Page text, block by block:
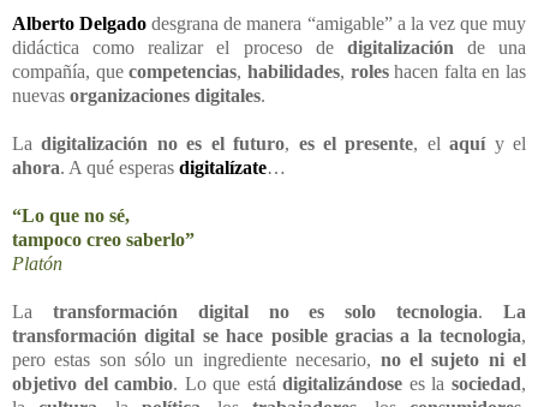
Alberto Delgado desgrana de manera “amigable” a la vez que muy
didáctica como realizar el proceso de digitalización de una
compañía, quecompetencias, habilidades, roleshacen falta en las
nuevas organizaciones digitales.
Ladigitalización no es el futuro, es el presente, elaquíy el
ahora. A qué esperas digitalízate…
“Lo que no sé,
tampoco creo saberlo”
Platón
La transformación digital no es solo tecnologia.La
transformación digital se hace posible gracias a la tecnologia,
pero estas son sólo un ingrediente necesario, no el sujeto ni el
objetivo del cambio. Lo que estádigitalizándose es lasociedad,